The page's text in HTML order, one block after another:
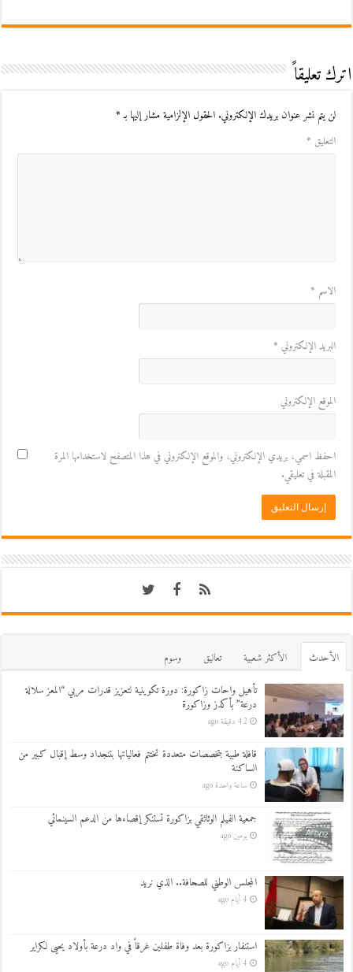
اترك تعليقاً
لن يتم نشر عنوان بريدك الإلكتروني. الحقول الإلزامية مشار إليها بـ*
التعليق *
الاسم *
البريد الإلكتروني *
الموقع الإلكتروني
احفظ اسمي، بريدي الإلكتروني، والموقع الإلكتروني في هذا المتصفح لاستخدامها المرة
المقبلة في تعليقي.
اﻷحدث اﻷكثر شعبية تعاليق
وسوم
تأهيل واحات زاكورة: دورة تكوينية لتعزيز قدرات مربي “المعز سلالة
درعة” بأكدز وزاكورة
42 دقيقة ago
قافلة طبية بتخصصات متعددة تختتم فعالياتها بتنجداد وسط إقبال كبير من
الساكنة
ساعة واحدة ago
جمعية الفيلم الوثائقي بزاكورة تستنكر إقصاءها من الدعم السينمائي
يومين ago
المجلس الوطني للصحافة.. الذي نريد
4 أيام ago
استنفار بزاكورة بعد وفاة طفلين غرقاً في واد درعة بأولاد يحيى لكراير
4 أيام ago